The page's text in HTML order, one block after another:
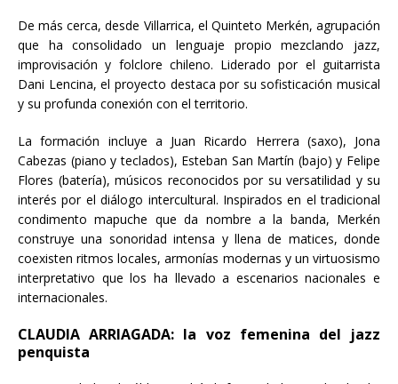
De más cerca, desde Villarrica, el Quinteto Merkén, agrupación
que ha consolidado un lenguaje propio mezclando jazz,
improvisación y folclore chileno. Liderado por el guitarrista
Dani Lencina, el proyecto destaca por su sofisticación musical
y su profunda conexión con el territorio.
La formación incluye a Juan Ricardo Herrera (saxo), Jona
Cabezas (piano y teclados), Esteban San Martín (bajo) y Felipe
Flores (batería), músicos reconocidos por su versatilidad y su
interés por el diálogo intercultural. Inspirados en el tradicional
condimento mapuche que da nombre a la banda, Merkén
construye una sonoridad intensa y llena de matices, donde
coexisten ritmos locales, armonías modernas y un virtuosismo
interpretativo que los ha llevado a escenarios nacionales e
internacionales.
CLAUDIA ARRIAGADA: la voz femenina del jazz
penquista